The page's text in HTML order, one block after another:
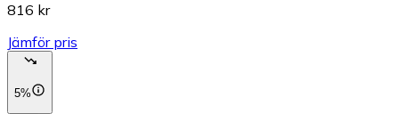
816 kr
Jämför pris
5%